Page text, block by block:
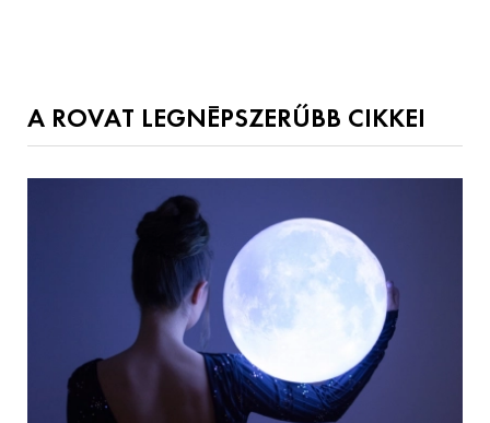
A ROVAT LEGNÉPSZERŰBB CIKKEI